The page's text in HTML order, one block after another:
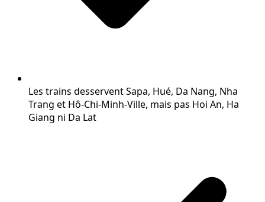
Les trains desservent Sapa, Hué, Da Nang, Nha
Trang et Hô-Chi-Minh-Ville, mais pas Hoi An, Ha
Giang ni Da Lat